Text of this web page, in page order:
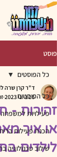
פוסט
כל הפוסטים
פעילויות
הכנת פעילות
שילוב טכנולוגיה
כל הפוסטים
זהירות -
או איך
לילדים
ד"ר קרן שרה
16 ביוני 2023